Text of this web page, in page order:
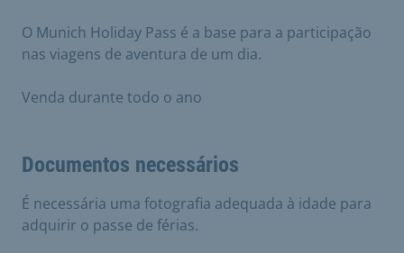
O Munich Holiday Pass é a base para a participação
nas viagens de aventura de um dia.
Venda durante todo o ano
Documentos necessários
É necessária uma fotografia adequada à idade para
adquirir o passe de férias.